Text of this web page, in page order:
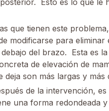
Esto es lo que le
que tienen este
modificarse para eliminar
del brazo. Esta es
de elevación de
deja son más largas y
de la intervención,
una forma redondeada